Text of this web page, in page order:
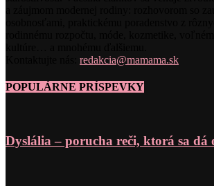
redakcia@mamama.sk
POPULÁRNE PRÍSPEVKY
Dyslália – porucha reči, ktorá sa